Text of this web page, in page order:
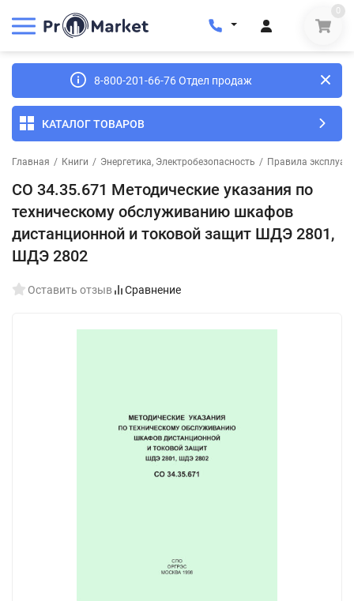
0
8-800-201-66-76 Отдел продаж
КАТАЛОГ ТОВАРОВ
Главная / Книги / Энергетика, Электробезопасность / Правила
СО 34.35.671 Методические указания по
техническому обслуживанию шкафов
дистанционной и токовой защит ШДЭ 2801,
ШДЭ 2802
Оставить отзыв Сравнение